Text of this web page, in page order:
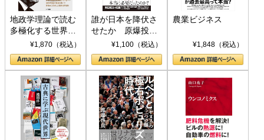
地政学理論で読む
多極化する世界：
トランプとBRICS
の挑戦
¥1,870（税込）
誰が日本を降伏さ
せたか 原爆投
下、ソ連参戦、そ
して聖断 (PHP新
書)
¥1,100（税込）
農業ビジネス
¥1,848（税込）